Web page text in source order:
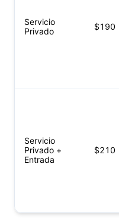
Servicio
Privado
$190
Servicio
Privado +
Entrada
$210